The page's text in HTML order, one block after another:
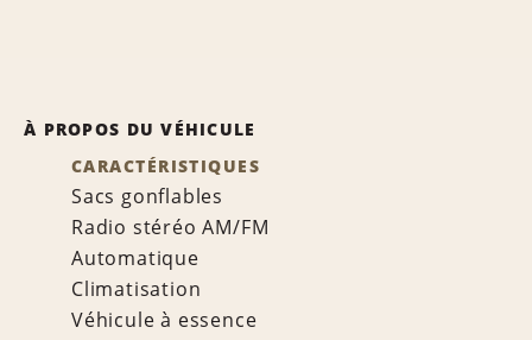
À PROPOS DU VÉHICULE
CARACTÉRISTIQUES
Sacs gonflables
Radio stéréo AM/FM
Automatique
Climatisation
Véhicule à essence